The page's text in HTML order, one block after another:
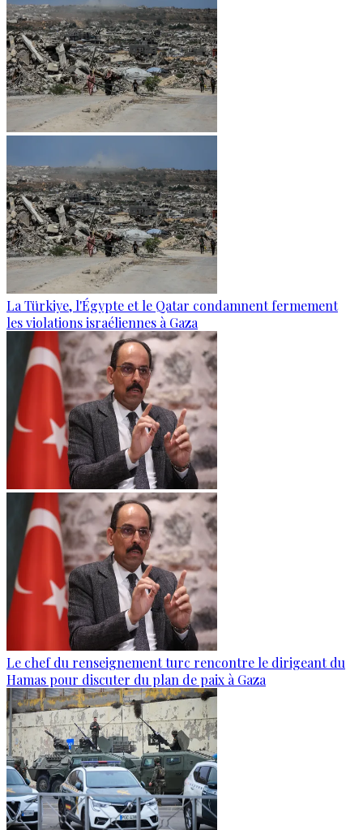
La Türkiye, l'Égypte et le Qatar condamnent fermement
les violations israéliennes à Gaza
Le chef du renseignement turc rencontre le dirigeant du
Hamas pour discuter du plan de paix à Gaza